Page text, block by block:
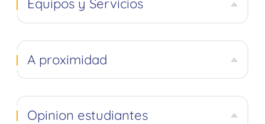
Equipos y Servicios
A proximidad
Opinion estudiantes